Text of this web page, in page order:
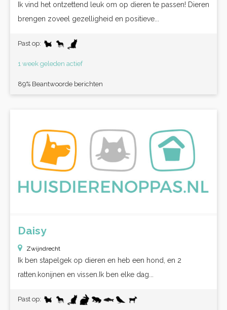
Ik vind het ontzettend leuk om op dieren te passen! Dieren
brengen zoveel gezelligheid en positieve...
Past op:
1 week geleden actief
89% Beantwoorde berichten
Daisy
Zwijndrecht
Ik ben stapelgek op dieren en heb een hond, en 2
ratten.konijnen en vissen.Ik ben elke dag...
Past op: